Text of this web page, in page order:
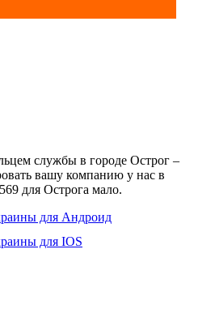
службы в городе Острог –
вашу компанию у нас в
для Острога мало.